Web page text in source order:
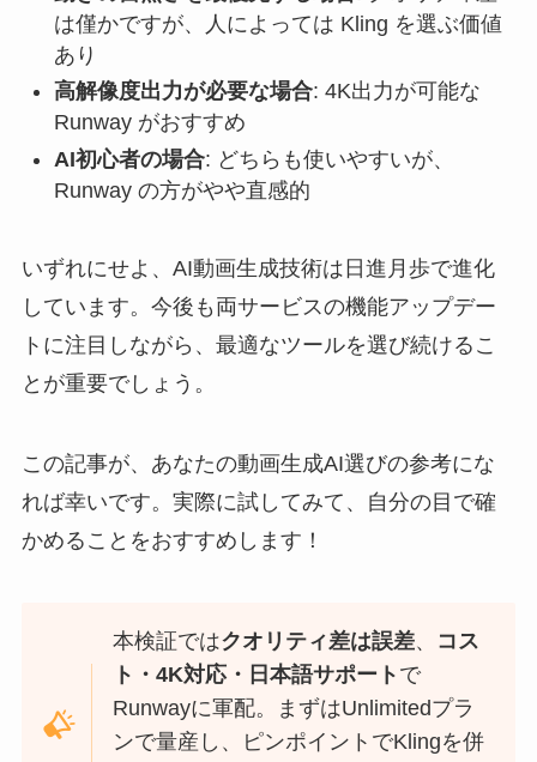
は僅かですが、人によっては Kling を選ぶ価値
あり
高解像度出力が必要な場合: 4K出力が可能な
Runway がおすすめ
AI初心者の場合: どちらも使いやすいが、
Runway の方がやや直感的
いずれにせよ、AI動画生成技術は日進月歩で進化
しています。今後も両サービスの機能アップデー
トに注目しながら、最適なツールを選び続けるこ
とが重要でしょう。
この記事が、あなたの動画生成AI選びの参考にな
れば幸いです。実際に試してみて、自分の目で確
かめることをおすすめします！
本検証ではクオリティ差は誤差、 コス
ト・4K対応・日本語サポート で
Runwayに軍配。まずはUnlimitedプラ
ンで量産し、ピンポイントでKlingを併